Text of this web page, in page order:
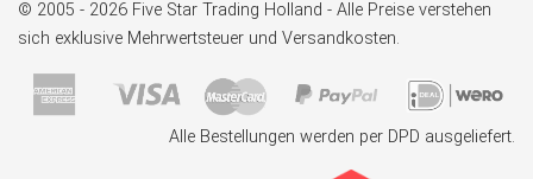
© 2005 - 2026 Five Star Trading Holland - Alle Preise verstehen
sich exklusive Mehrwertsteuer und Versandkosten.
Alle Bestellungen werden per DPD ausgeliefert.